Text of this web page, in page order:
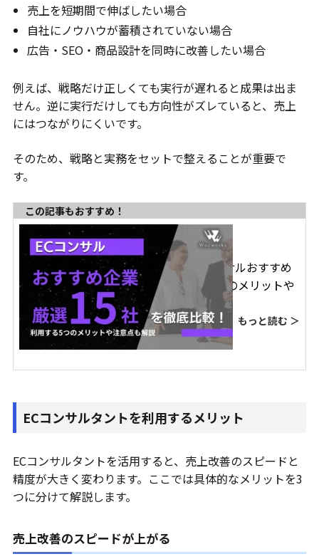
売上を短期間で伸ばしたい場合
自社にノウハウが蓄積されていない場合
広告・SEO・商品設計を同時に改善したい場合
例えば、戦略だけ正しくても実行が遅れると成果は出ま
せん。逆に実行だけしても方向性がズレていると、売上
にはつながりにくいです。
そのため、戦略と実務をセットで整えることが重要で
す。
この記事もおすすめ！
【2026年最新】ECコンサルおすすめ
企業15選【利用する5つのメリットや
注意点も解説】
もっと読む ＞
ECコンサルタントを利用するメリット
ECコンサルタントを活用すると、売上改善のスピードと
精度が大きく変わります。ここでは具体的なメリットを3
つに分けて解説します。
売上改善のスピードが上がる